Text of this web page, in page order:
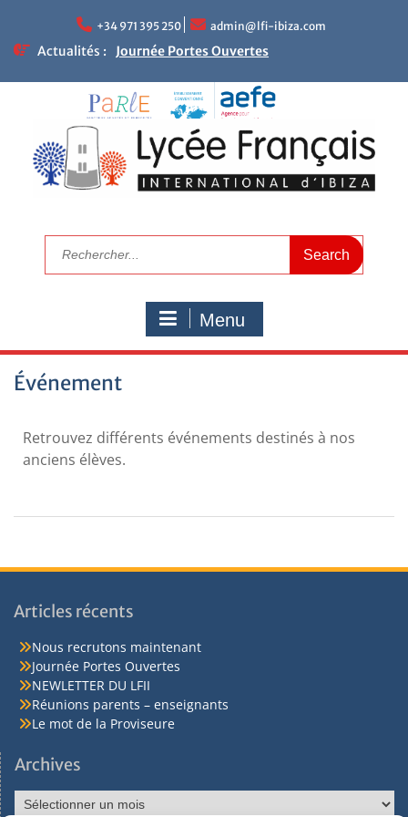
+34 971 395 250 admin@lfi-ibiza.com
Actualités :
Journée Portes Ouvertes
Réunions parents – enseignants
Le mot de la Proviseure
Résultats académiques
Calendrier de rentrée 2025
Calendrier scolaire
Visitez le LFI
Menu
Événement
Retrouvez différents événements destinés à nos
anciens élèves.
Articles récents
Nous recrutons maintenant
Journée Portes Ouvertes
NEWLETTER DU LFII
Réunions parents – enseignants
Le mot de la Proviseure
Archives